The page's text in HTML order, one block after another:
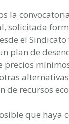
la
solicitada
el
plan de
precios
de recursos
que haya